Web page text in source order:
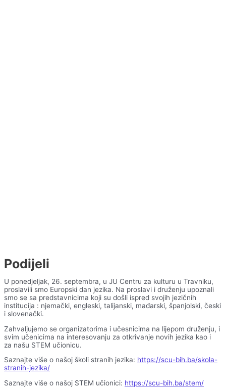
Podijeli
U ponedjeljak, 26. septembra, u JU Centru za kulturu u Travniku,
proslavili smo Europski dan jezika. Na proslavi i druženju upoznali
smo se sa predstavnicima koji su došli ispred svojih jezičnih
institucija : njemački, engleski, talijanski, mađarski, španjolski, česki
i slovenački.
Zahvaljujemo se organizatorima i učesnicima na lijepom druženju, i
svim učenicima na interesovanju za otkrivanje novih jezika kao i
za našu STEM učionicu.
Saznajte više o našoj školi stranih jezika: https://scu-bih.ba/skola-
stranih-jezika/
Saznajte više o našoj STEM učionici: https://scu-bih.ba/stem/